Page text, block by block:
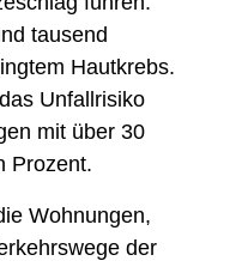
tausend
Hautkrebs.
Unfallrisiko
mit über 30
Prozent.
Wohnungen,
der